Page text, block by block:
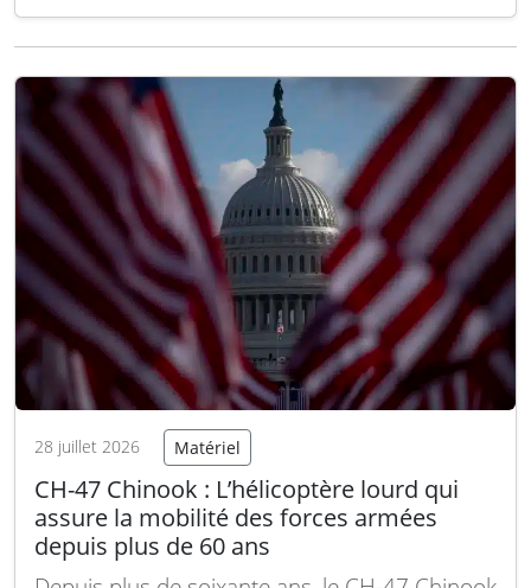
offrant ainsi des options accrues pour le
système permet désormais des livraisons de
charges utiles par largage de précision…Lire la
suite
28 juillet 2026 Matériel
CH-47 Chinook : L’hélicoptère lourd qui
assure la mobilité des forces armées
depuis plus de 60 ans